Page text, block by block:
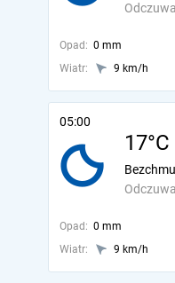
Opad: 0 mm
Wiatr:
9 km/h
05:00
17°C
Opad: 0 mm
Wiatr:
9 km/h